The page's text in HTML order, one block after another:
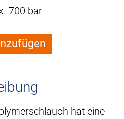
700 bar
hat eine